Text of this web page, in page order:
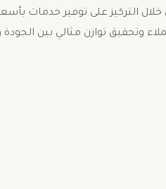
التركيز على توفير خدمات
وتحقيق توازن مثالي بين